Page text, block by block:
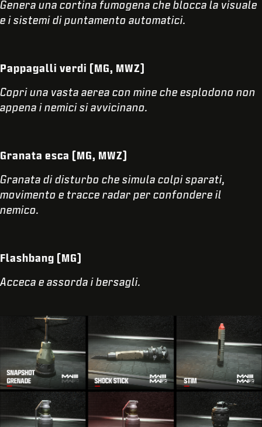
Genera una cortina fumogena che blocca la visuale
e i sistemi di puntamento automatici.
Pappagalli verdi (MG, MWZ)
Copri una vasta aerea con mine che esplodono non
appena i nemici si avvicinano.
Granata esca (MG, MWZ)
Granata di disturbo che simula colpi sparati,
movimento e tracce radar per confondere il
nemico.
Flashbang (MG)
Acceca e assorda i bersagli.